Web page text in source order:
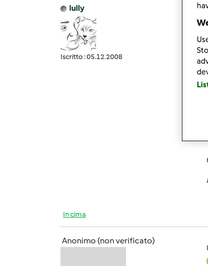
lully
Iscritto : 05.12.2008
In cima
Anonimo (non verificato)